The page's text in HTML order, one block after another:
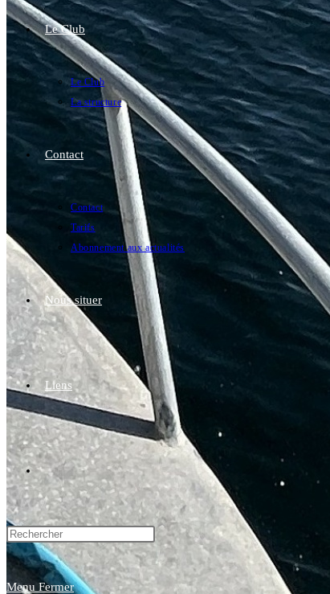
Le Club
Le Club
La structure
Contact
Contact
Tarifs
Abonnement aux actualités
Nous situer
Liens
Toggle
website
Menu Fermer